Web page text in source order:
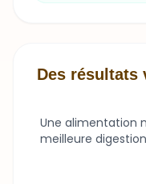
Des résultats
Une alimentation
meilleure